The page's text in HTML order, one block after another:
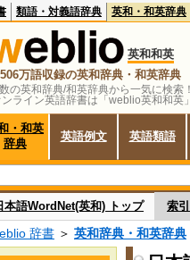
の英和辞典/和英辞典から一気に検索！
ンライン英語辞書は「weblio英和和英」
類語・対義語辞典 英和・和英辞典
英和和英
万語収録の英和辞典・和英辞典
・和英
辞典
英語例文 英語類語
本語WordNet(英和) トップ 索引
辞書 ＞ 英和辞典・和英辞典